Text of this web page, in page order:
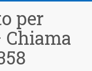
per